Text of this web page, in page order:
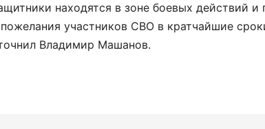
находятся в зоне боевых действий и
участников СВО в кратчайшие
Владимир Машанов.